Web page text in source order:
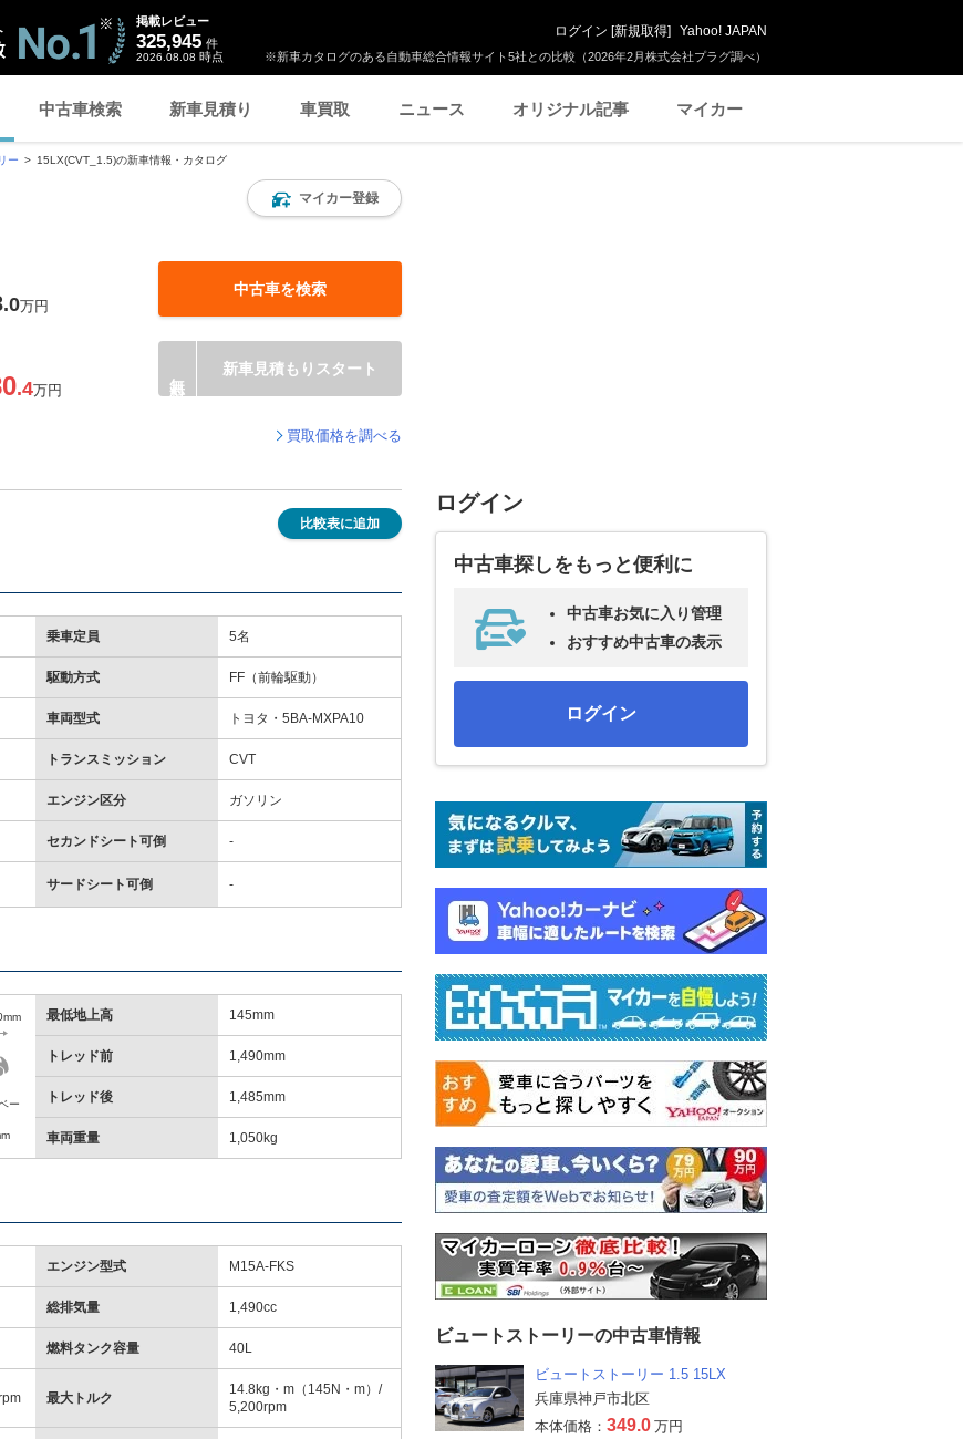
※新車カタログのある自動車総合情報サイト5社との比較（2026年2月株式会社プラグ調べ）
掲載レビュー
325,945 件
2026.08.08 時点
ログイン [新規取得] Yahoo! JAPAN
中古車検索 新車見積り 車買取 ニュース オリジナル記事 マイカー
ー 15LX(CVT_1.5)の新車情報・カタログ
マイカー登録
.0万円
中古車を検索
.4万円
新車見積もりスタート
買取価格を調べる
比較表に追加
乗車定員 5名
駆動方式 FF（前輪駆動）
車両型式 トヨタ・5BA-MXPA10
トランスミッション CVT
エンジン区分 ガソリン
セカンドシート可倒 -
サードシート可倒 -
ー
最低地上高 145mm
トレッド前 1,490mm
トレッド後 1,485mm
車両重量 1,050kg
エンジン型式 M15A-FKS
総排気量 1,490cc
燃料タンク容量 40L
最大トルク
14.8kg・m（145N・m）/
5,200rpm
ログイン
中古車探しをもっと便利に
中古車お気に入り管理
おすすめ中古車の表示
ログイン
ビュートストーリーの中古車情報
ビュートストーリー 1.5 15LX
兵庫県神戸市北区
本体価格： 349.0 万円